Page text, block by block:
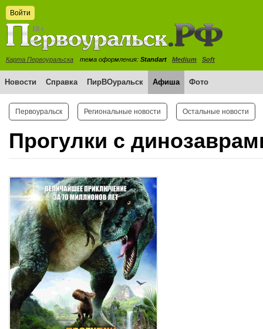
Войти
Карта Первоуральска тема оформления: Standart Medium Soft
Новости Справка ПирВОуральск Афиша Фото
Первоуральск Региональные новости Остальные новости
Прогулки с